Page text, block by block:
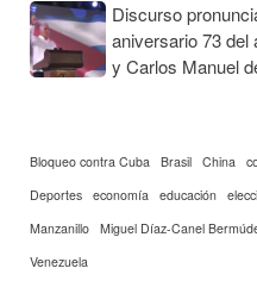
Discurso
aniversario 73 del
y Carlos Manuel
Bloqueo contra Cuba Brasil China
Deportes economía educación
Manzanillo Miguel Díaz-Canel
Venezuela